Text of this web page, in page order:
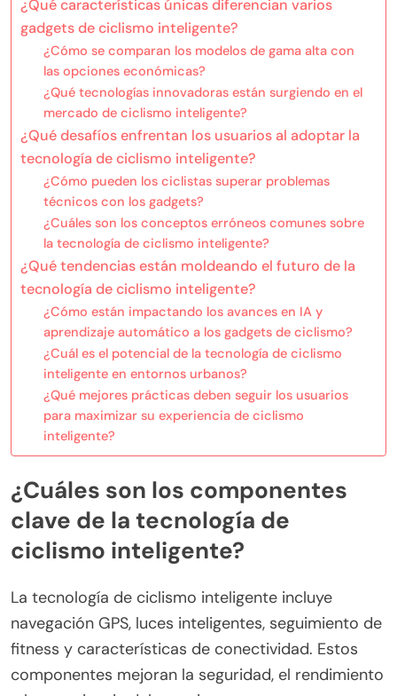
¿Qué características únicas diferencian varios
gadgets de ciclismo inteligente?
¿Cómo se comparan los modelos de gama alta con
las opciones económicas?
¿Qué tecnologías innovadoras están surgiendo en el
mercado de ciclismo inteligente?
¿Qué desafíos enfrentan los usuarios al adoptar la
tecnología de ciclismo inteligente?
¿Cómo pueden los ciclistas superar problemas
técnicos con los gadgets?
¿Cuáles son los conceptos erróneos comunes sobre
la tecnología de ciclismo inteligente?
¿Qué tendencias están moldeando el futuro de la
tecnología de ciclismo inteligente?
¿Cómo están impactando los avances en IA y
aprendizaje automático a los gadgets de ciclismo?
¿Cuál es el potencial de la tecnología de ciclismo
inteligente en entornos urbanos?
¿Qué mejores prácticas deben seguir los usuarios
para maximizar su experiencia de ciclismo
inteligente?
¿Cuáles son los componentes
clave de la tecnología de
ciclismo inteligente?
La tecnología de ciclismo inteligente incluye
navegación GPS, luces inteligentes, seguimiento de
fitness y características de conectividad. Estos
componentes mejoran la seguridad, el rendimiento